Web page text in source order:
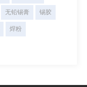
无铅锡膏 锡胶
焊粉